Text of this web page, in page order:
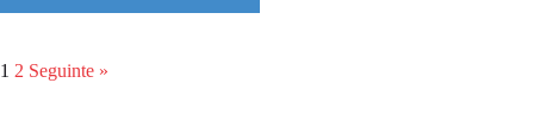
1 2 Seguinte »